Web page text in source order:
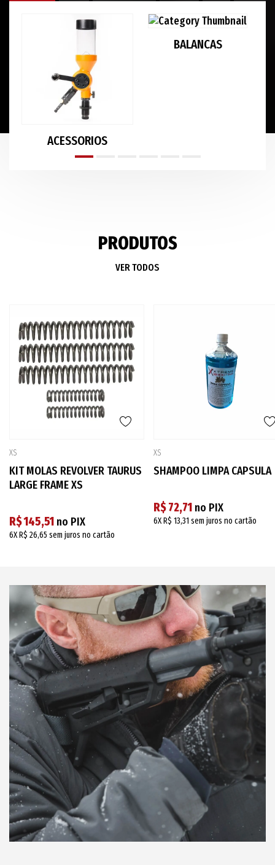
ACESSORIOS
BALANCAS
PRODUTOS
VER TODOS
XS
KIT MOLAS REVOLVER TAURUS
LARGE FRAME XS
R$ 145,51 no PIX
6XR$ 26,65 sem juros no cartão
XS
SHAMPOO LIMPA CAPSULA
R$ 72,71 no PIX
6XR$ 13,31 sem juros no cartão